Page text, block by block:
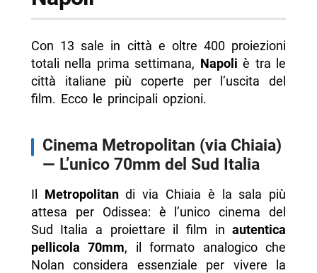
Con 13 sale in città e oltre 400 proiezioni
totali nella prima settimana, Napoli è tra le
città italiane più coperte per l’uscita del
film. Ecco le principali opzioni.
Cinema Metropolitan (via Chiaia)
— L’unico 70mm del Sud Italia
Il Metropolitandi via Chiaia è la sala più
attesa per Odissea: è l’unico cinema del
Sud Italia a proiettare il film inautentica
pellicola 70mm, il formato analogico che
Nolan considera essenziale per vivere la